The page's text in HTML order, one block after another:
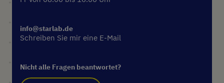
info@starlab.de
Schreiben Sie mir eine E-Mail
Nicht alle Fragen beantwortet?